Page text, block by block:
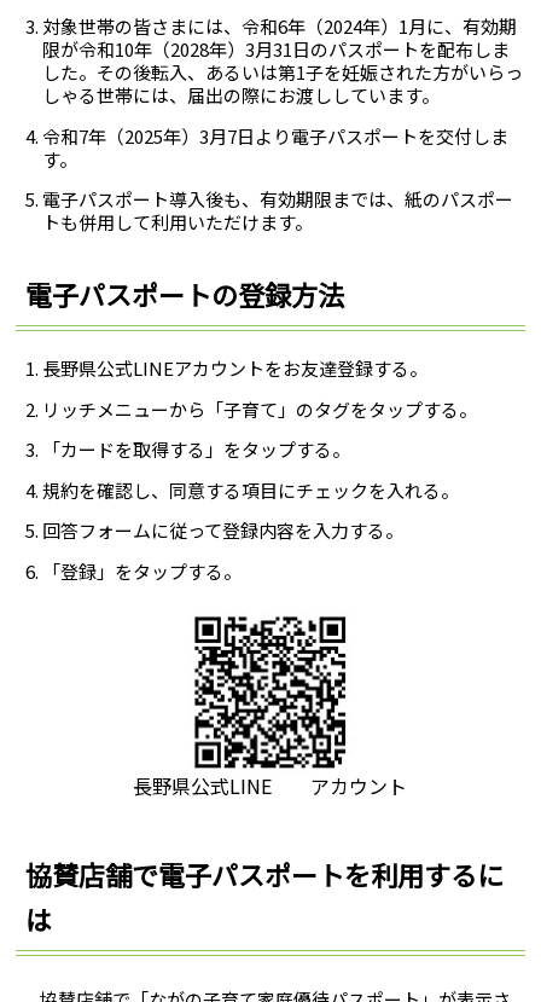
対象世帯の皆さまには、令和6年（2024年）1月に、有効期
限が令和10年（2028年）3月31日のパスポートを配布しま
した。その後転入、あるいは第1子を妊娠された方がいらっ
しゃる世帯には、届出の際にお渡ししています。
令和7年（2025年）3月7日より電子パスポートを交付しま
す。
電子パスポート導入後も、有効期限までは、紙のパスポー
トも併用して利用いただけます。
電子パスポートの登録方法
長野県公式LINEアカウントをお友達登録する。
リッチメニューから「子育て」のタグをタップする。
「カードを取得する」をタップする。
規約を確認し、同意する項目にチェックを入れる。
回答フォームに従って登録内容を入力する。
「登録」をタップする。
長野県公式LINE アカウント
協賛店舗で電子パスポートを利用するに
は